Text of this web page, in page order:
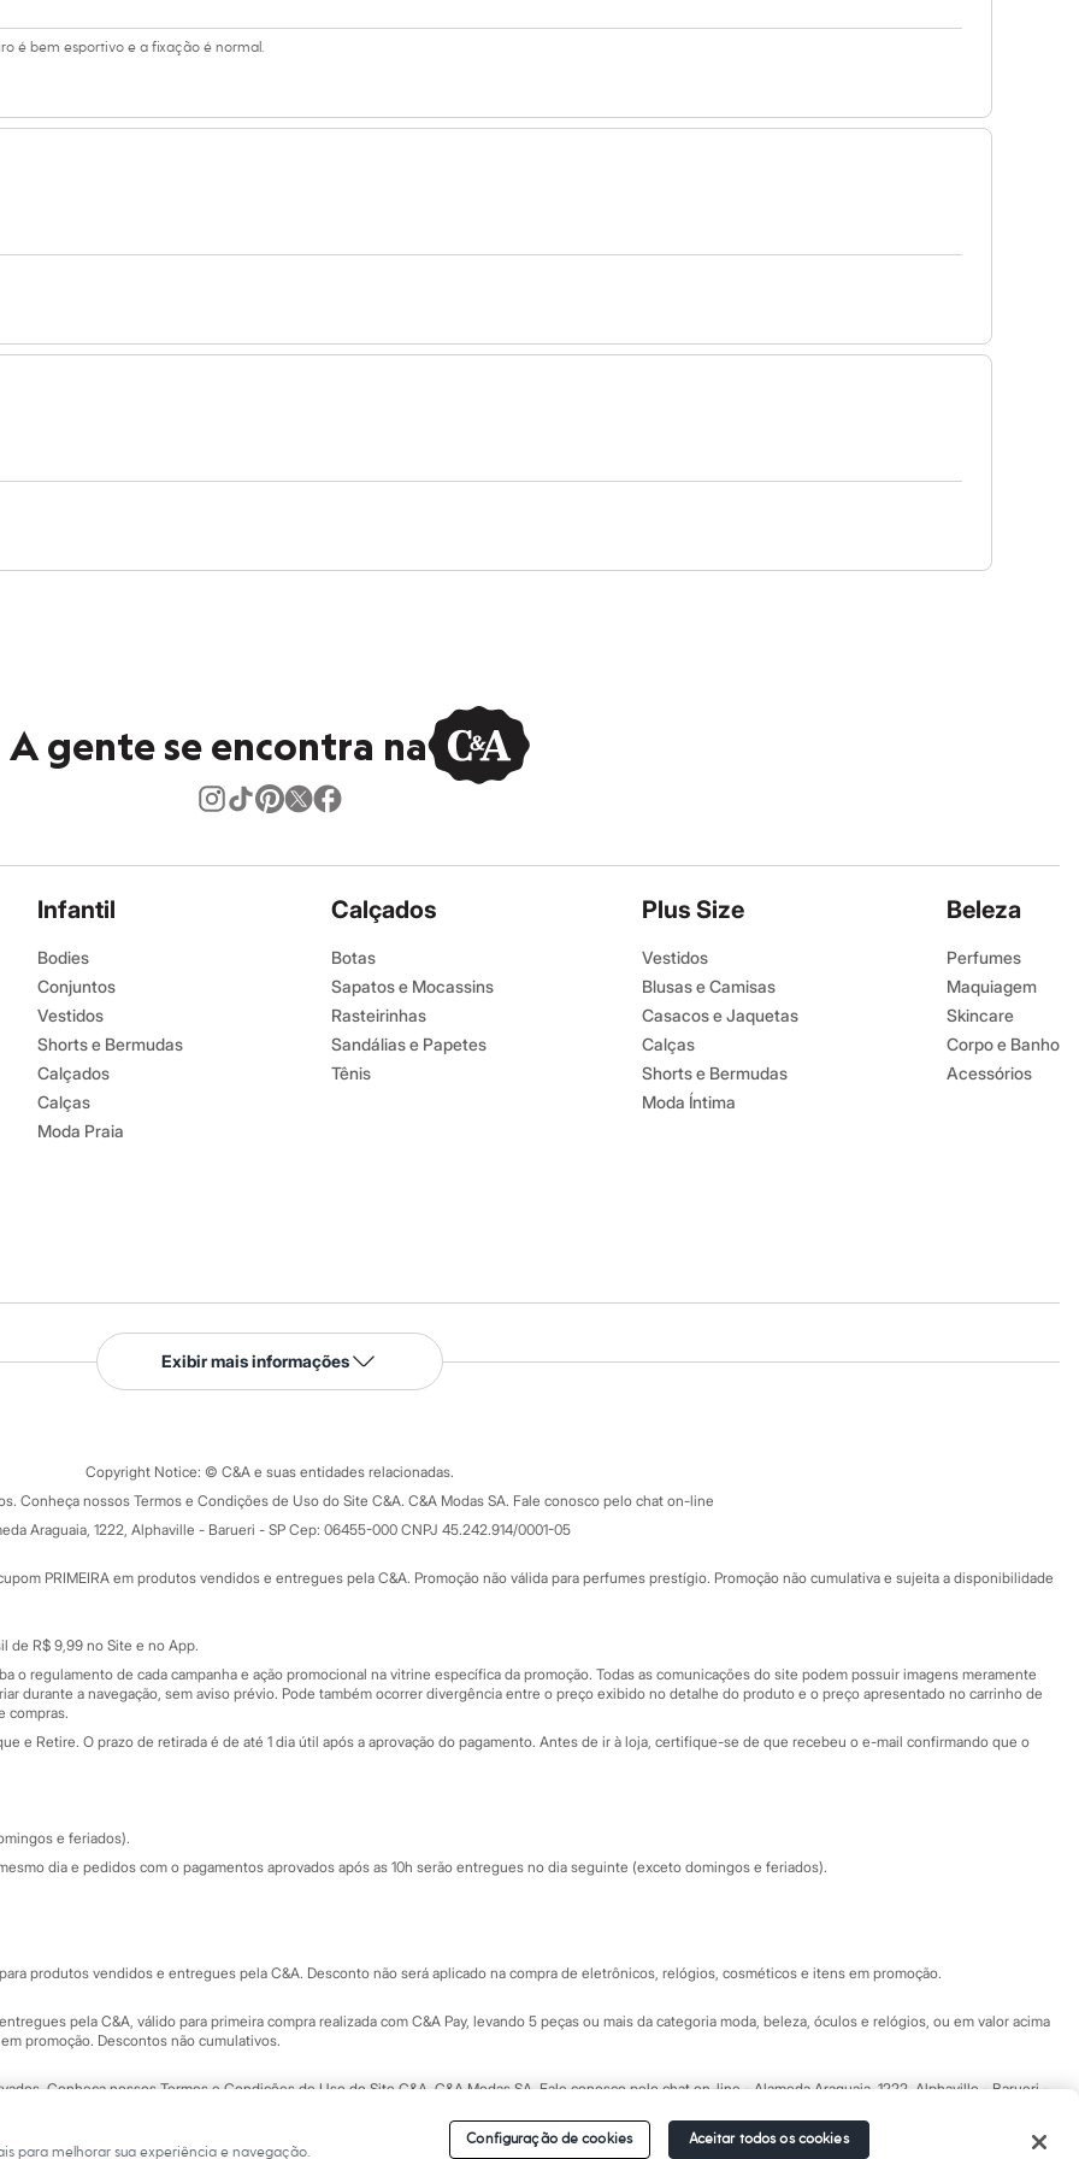
é bem esportivo e a fixação é normal.
A gente se encontra na
Infantil
Bodies
Conjuntos
Vestidos
Shorts e Bermudas
Calçados
Calças
Moda Praia
Calçados
Botas
Sapatos e Mocassins
Rasteirinhas
Sandálias e Papetes
Tênis
Plus Size
Vestidos
Blusas e Camisas
Casacos e Jaquetas
Calças
Shorts e Bermudas
Moda Íntima
Beleza
Perfumes
Maquiagem
Skincare
Corpo e Banho
Acessórios
Serviços
Tipos de serviços
Formas de pagamento
Todas as vantagens
Minha C&A
Cupons de desconto
Atendimento
Fale conosco
Central de ética
Eventos
Exibir mais informações
Copyright Notice: © C&A e suas entidades relacionadas.
Conheça nossos Termos e Condições de Uso do Site C&A. C&A Modas SA. Fale conosco pelo chat on-line
Araguaia, 1222, Alphaville - Barueri - SP Cep: 06455-000 CNPJ 45.242.914/0001-05
PRIMEIRA em produtos vendidos e entregues pela C&A. Promoção não válida para perfumes prestígio. Promoção não cumulativa e sujeita a disponibilidade
de R$ 9,99 no Site e no App.
o regulamento de cada campanha e ação promocional na vitrine específica da promoção. Todas as comunicações do site podem possuir imagens meramente
durante a navegação, sem aviso prévio. Pode também ocorrer divergência entre o preço exibido no detalhe do produto e o preço apresentado no carrinho de
compras.
e Retire. O prazo de retirada é de até 1 dia útil após a aprovação do pagamento. Antes de ir à loja, certifique-se de que recebeu o e-mail confirmando que o
e feriados).
dia e pedidos com o pagamentos aprovados após as 10h serão entregues no dia seguinte (exceto domingos e feriados).
produtos vendidos e entregues pela C&A. Desconto não será aplicado na compra de eletrônicos, relógios, cosméticos e itens em promoção.
pela C&A, válido para primeira compra realizada com C&A Pay, levando 5 peças ou mais da categoria moda, beleza, óculos e relógios, ou em valor acima
promoção. Descontos não cumulativos.
Conheça nossos Termos e Condições de Uso do Site C&A. C&A Modas SA. Fale conosco pelochat on-line- Alameda Araguaia, 1222, Alphaville - Barueri -
para melhorar sua experiência e navegação.
Configuração de cookies Aceitar todos os cookies